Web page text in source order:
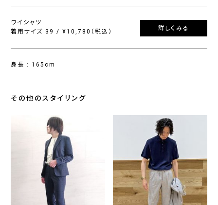
ワイシャツ :
着用サイズ 39 / ¥10,780（税込）
詳しくみる
身長 : 165cm
その他のスタイリング